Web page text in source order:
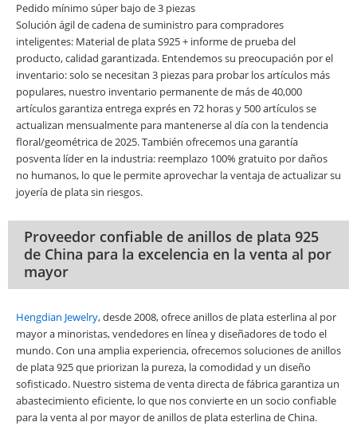
Pedido mínimo súper bajo de 3 piezas
Solución ágil de cadena de suministro para compradores
inteligentes: Material de plata S925 + informe de prueba del
producto, calidad garantizada. Entendemos su preocupación por el
inventario: solo se necesitan 3 piezas para probar los artículos más
populares, nuestro inventario permanente de más de 40,000
artículos garantiza entrega exprés en 72 horas y 500 artículos se
actualizan mensualmente para mantenerse al día con la tendencia
floral/geométrica de 2025. También ofrecemos una garantía
posventa líder en la industria: reemplazo 100% gratuito por daños
no humanos, lo que le permite aprovechar la ventaja de actualizar su
joyería de plata sin riesgos.
Proveedor confiable de anillos de plata 925
de China para la excelencia en la venta al por
mayor
Hengdian Jewelry, desde 2008, ofrece anillos de plata esterlina al por
mayor a minoristas, vendedores en línea y diseñadores de todo el
mundo. Con una amplia experiencia, ofrecemos soluciones de anillos
de plata 925 que priorizan la pureza, la comodidad y un diseño
sofisticado. Nuestro sistema de venta directa de fábrica garantiza un
abastecimiento eficiente, lo que nos convierte en un socio confiable
para la venta al por mayor de anillos de plata esterlina de China.